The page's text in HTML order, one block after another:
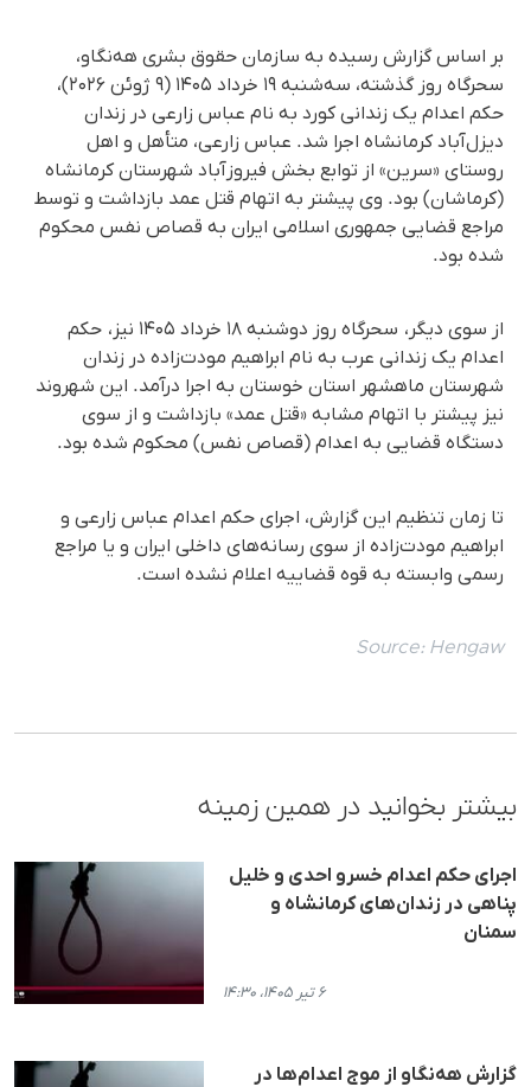
بر اساس گزارش رسیده به سازمان حقوق بشری هه‌نگاو،
سحرگاه روز گذشته، سه‌شنبه ۱۹ خرداد ۱۴۰۵ (۹ ژوئن ۲۰۲۶)،
حکم اعدام یک زندانی کورد به نام عباس زارعی در زندان
دیزل‌آباد کرمانشاه اجرا شد. عباس زارعی، متأهل و اهل
روستای «سرین» از توابع بخش فیروزآباد شهرستان کرمانشاه
(کرماشان) بود. وی پیشتر به اتهام قتل عمد بازداشت و توسط
مراجع قضایی جمهوری اسلامی ایران به قصاص نفس محکوم
شده بود.
از سوی دیگر، سحرگاه روز دوشنبه ۱۸ خرداد ۱۴۰۵ نیز، حکم
اعدام یک زندانی عرب به نام ابراهیم مودت‌زاده در زندان
شهرستان ماهشهر استان خوستان به اجرا درآمد. این شهروند
نیز پیشتر با اتهام مشابه «قتل عمد» بازداشت و از سوی
دستگاه قضایی به اعدام (قصاص نفس) محکوم شده بود.
تا زمان تنظیم این گزارش، اجرای حکم اعدام عباس زارعی و
ابراهیم مودت‌زاده از سوی رسانه‌های داخلی ایران و یا مراجع
رسمی وابسته به قوه قضاییه اعلام نشده است.
Source: Hengaw
بیشتر بخوانید در همین زمینه
اجرای حکم اعدام خسرو احدی و خلیل
پناهی در زندان‌های کرمانشاه و
سمنان
۶ تیر ۱۴۰۵، ۱۴:۳۰
گزارش هه‌نگاو از موج اعدام‌ها در